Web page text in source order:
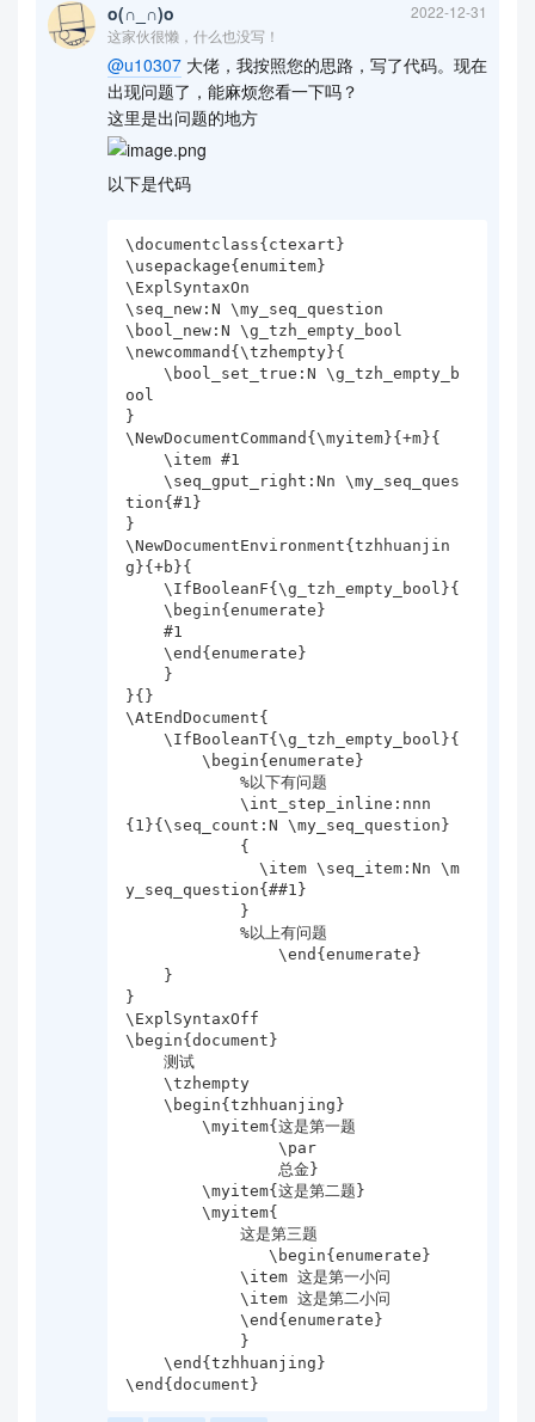
o(∩_∩)o
2022-12-31
这家伙很懒，什么也没写！
@u10307 大佬，我按照您的思路，写了代码。现在
出现问题了，能麻烦您看一下吗？
这里是出问题的地方
以下是代码
\documentclass{ctexart}
\usepackage{enumitem}
\ExplSyntaxOn
\seq_new:N \my_seq_question
\bool_new:N \g_tzh_empty_bool
\newcommand{\tzhempty}{
    \bool_set_true:N \g_tzh_empty_b
ool
}
\NewDocumentCommand{\myitem}{+m}{
    \item #1
    \seq_gput_right:Nn \my_seq_ques
tion{#1}
}
\NewDocumentEnvironment{tzhhuanjin
g}{+b}{
    \IfBooleanF{\g_tzh_empty_bool}{
    \begin{enumerate}
    #1
    \end{enumerate}
}{}
\AtEndDocument{
    \IfBooleanT{\g_tzh_empty_bool}{
        \begin{enumerate}
            %以下有问题
            \int_step_inline:nnn
{1}{\seq_count:N \my_seq_question}
              \item \seq_item:Nn \m
y_seq_question{##1}
            %以上有问题
                \end{enumerate}
}
\ExplSyntaxOff
\begin{document}
    测试
    \tzhempty
    \begin{tzhhuanjing}
        \myitem{这是第一题
                \par
                总金}
        \myitem{这是第二题}
        \myitem{
            这是第三题
               \begin{enumerate}
            \item 这是第一小问
            \item 这是第二小问
            \end{enumerate}
    \end{tzhhuanjing}
\end{document}